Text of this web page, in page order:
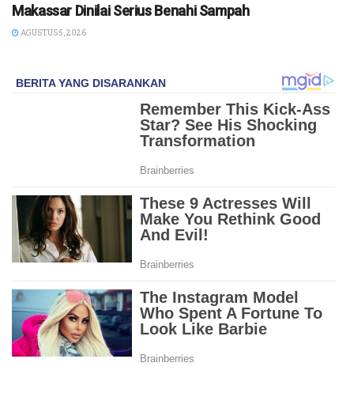
Makassar Dinilai Serius Benahi Sampah
AGUSTUS 5, 2026